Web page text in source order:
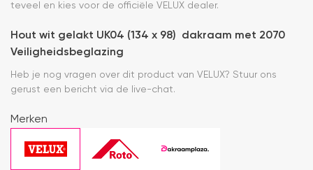
teveel en kies voor de officiële VELUX dealer.
Hout wit gelakt UK04 (134 x 98) dakraam met 2070
Veiligheidsbeglazing
Heb je nog vragen over dit product van VELUX? Stuur ons
gerust een bericht via de live-chat.
Merken